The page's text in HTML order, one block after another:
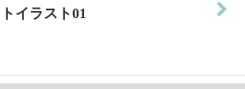
トイラスト01